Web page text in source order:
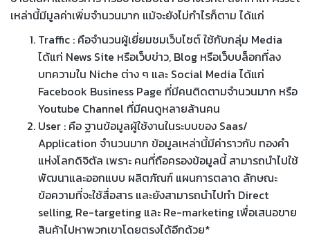
เหล่านี้มีมูลค่าเพิ่มจำนวนมาก แม้จะยังไม่กำไรก็ตาม ได้แก่
Traffic : คือจำนวนผู้เยี่ยมชมเว็บไซต์ ใช้กับกลุ่ม Media
ได้แก่ News Site หรือเว็บข่าว, Blog หรือเว็บบล็อกที่ลง
บทความใน Niche ต่าง ๆ และ Social Media ได้แก่
Facebook Business Page ที่มีคนติดตามจำนวนมาก หรือ
Youtube Channel ที่มีคนดูหลายล้านคน
User : คือ ฐานข้อมูลผู้ใช้งานในระบบของ Saas/
Application จำนวนมาก ข้อมูลเหล่านี้มีค่าราวกับ ทองคำ
แห่งโลกดิจิตัล เพราะ คนที่ถือครองข้อมูลนี้ สามารถนำไปใช้
พัฒนาและออกแบบ ผลิตภัณฑ์ แผนการตลาด ลักษณะ
ข้อความที่จะใช้สื่อสาร และยังสามารถนำไปทำ Direct
selling, Re-targeting และ Re-marketing เพื่อเสนอขาย
สินค้าไปหาพวกเขาโดยตรงได้อีกด้วย*